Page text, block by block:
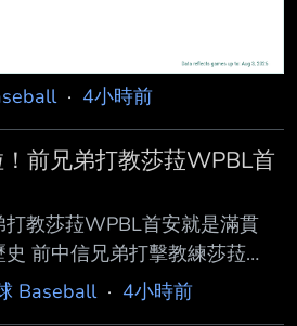
· 4小時前
前兄弟打教莎菈WPBL首
打教莎菈WPBL首安就是滿貫
前中信兄弟打擊教練莎菈
）重返球員身分後，6日在美
Baseball· 4小時前